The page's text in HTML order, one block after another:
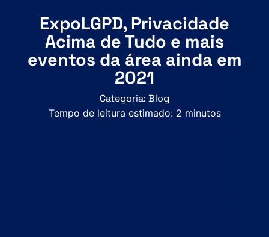
ExpoLGPD, Privacidade
Acima de Tudo e mais
eventos da área ainda em
2021
Categoria: Blog
Tempo de leitura estimado: 2 minutos